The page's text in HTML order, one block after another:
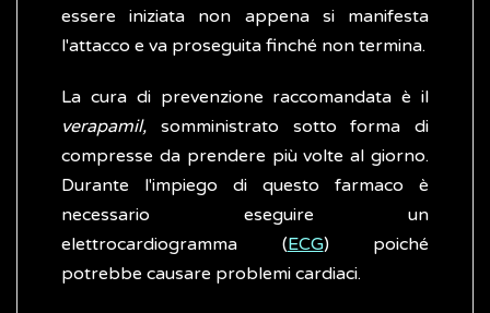
essere iniziata non appena si manifesta
l'attacco e va proseguita finché non termina.
La cura di prevenzione raccomandata è il
verapamil, somministrato sotto forma di
compresse da prendere più volte al giorno.
Durante l'impiego di questo farmaco è
necessario eseguire un
elettrocardiogramma (ECG) poiché
potrebbe causare problemi cardiaci.